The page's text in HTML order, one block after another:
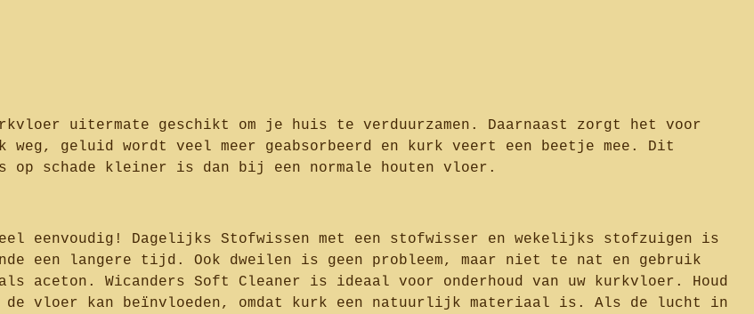
uitermate geschikt om je huis te verduurzamen. Daarnaast zorgt het voor
weg, geluid wordt veel meer geabsorbeerd en kurk veert een beetje mee. Dit
schade kleiner is dan bij een normale houten vloer.
eenvoudig! Dagelijks Stofwissen met een stofwisser en wekelijks stofzuigen is
een langere tijd. Ook dweilen is geen probleem, maar niet te nat en gebruik
aceton. Wicanders Soft Cleaner is ideaal voor onderhoud van uw kurkvloer. Houd
vloer kan beïnvloeden, omdat kurk een natuurlijk materiaal is. Als de lucht in